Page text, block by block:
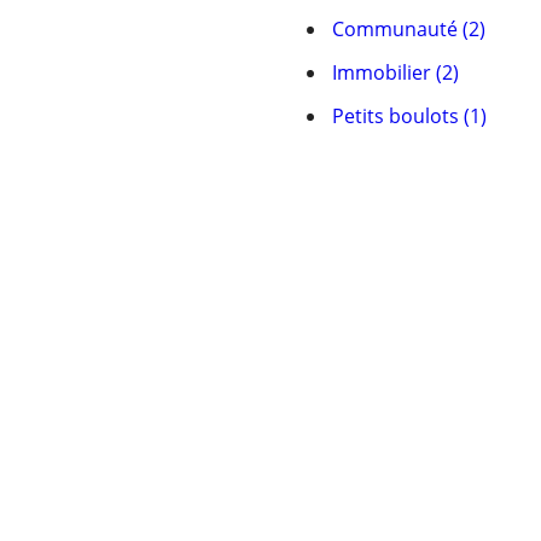
Communauté (2)
Immobilier (2)
Petits boulots (1)